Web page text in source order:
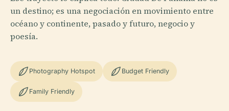
un destino; es una negociación en movimiento entre
océano y continente, pasado y futuro, negocio y
poesía.
Photography Hotspot Budget Friendly
Family Friendly